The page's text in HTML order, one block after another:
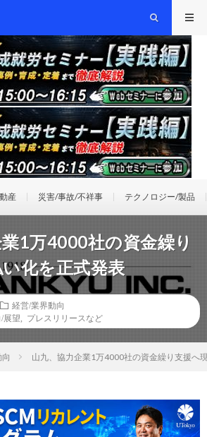
産 災害/事故/不祥事 テクノロジー/製品
1万4000社の資金繰り
化を正式発表
経営/業界動向
展望 プレスリリースなど
山九、協力企業1万4000社の資金繰り支援へ